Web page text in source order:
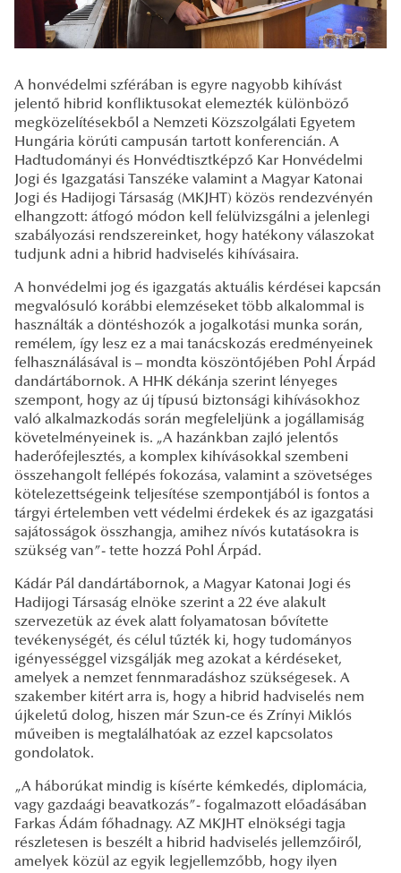
A honvédelmi szférában is egyre nagyobb kihívást
jelentő hibrid konfliktusokat elemezték különböző
megközelítésekből a Nemzeti Közszolgálati Egyetem
Hungária körúti campusán tartott konferencián. A
Hadtudományi és Honvédtisztképző Kar Honvédelmi
Jogi és Igazgatási Tanszéke valamint a Magyar Katonai
Jogi és Hadijogi Társaság (MKJHT) közös rendezvényén
elhangzott: átfogó módon kell felülvizsgálni a jelenlegi
szabályozási rendszereinket, hogy hatékony válaszokat
tudjunk adni a hibrid hadviselés kihívásaira.
A honvédelmi jog és igazgatás aktuális kérdései kapcsán
megvalósuló korábbi elemzéseket több alkalommal is
használták a döntéshozók a jogalkotási munka során,
remélem, így lesz ez a mai tanácskozás eredményeinek
felhasználásával is – mondta köszöntőjében Pohl Árpád
dandártábornok. A HHK dékánja szerint lényeges
szempont, hogy az új típusú biztonsági kihívásokhoz
való alkalmazkodás során megfeleljünk a jogállamiság
követelményeinek is. „A hazánkban zajló jelentős
haderőfejlesztés, a komplex kihívásokkal szembeni
összehangolt fellépés fokozása, valamint a szövetséges
kötelezettségeink teljesítése szempontjából is fontos a
tárgyi értelemben vett védelmi érdekek és az igazgatási
sajátosságok összhangja, amihez nívós kutatásokra is
szükség van”- tette hozzá Pohl Árpád.
Kádár Pál dandártábornok, a Magyar Katonai Jogi és
Hadijogi Társaság elnöke szerint a 22 éve alakult
szervezetük az évek alatt folyamatosan bővítette
tevékenységét, és célul tűzték ki, hogy tudományos
igényességgel vizsgálják meg azokat a kérdéseket,
amelyek a nemzet fennmaradáshoz szükségesek. A
szakember kitért arra is, hogy a hibrid hadviselés nem
újkeletű dolog, hiszen már Szun-ce és Zrínyi Miklós
műveiben is megtalálhatóak az ezzel kapcsolatos
gondolatok.
„A háborúkat mindig is kísérte kémkedés, diplomácia,
vagy gazdaági beavatkozás”- fogalmazott előadásában
Farkas Ádám főhadnagy. AZ MKJHT elnökségi tagja
részletesen is beszélt a hibrid hadviselés jellemzőiről,
amelyek közül az egyik legjellemzőbb, hogy ilyen